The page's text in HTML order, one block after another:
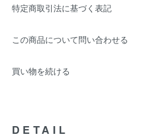
特定商取引法に基づく表記
この商品について問い合わせる
買い物を続ける
DETAIL